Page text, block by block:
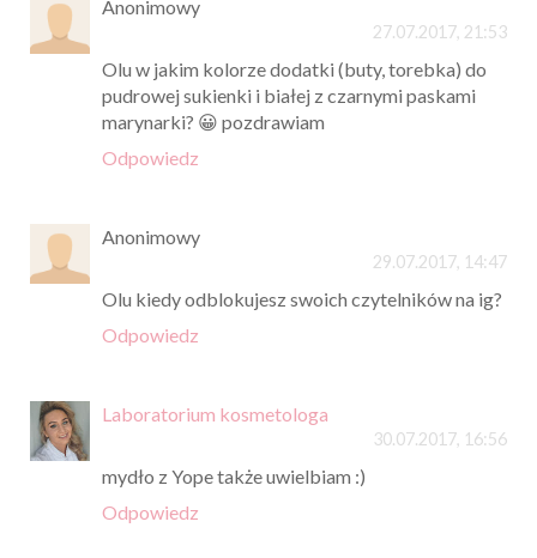
Anonimowy
27.07.2017, 21:53
Olu w jakim kolorze dodatki (buty, torebka) do
pudrowej sukienki i białej z czarnymi paskami
marynarki? 😀 pozdrawiam
Odpowiedz
Anonimowy
29.07.2017, 14:47
Olu kiedy odblokujesz swoich czytelników na ig?
Odpowiedz
Laboratorium kosmetologa
30.07.2017, 16:56
mydło z Yope także uwielbiam :)
Odpowiedz